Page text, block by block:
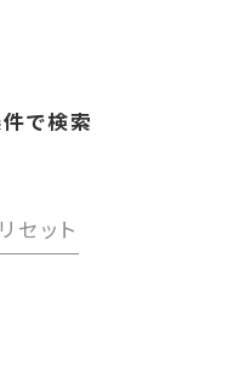
漁青連会長賞
理事長賞
てください
で検索
セット